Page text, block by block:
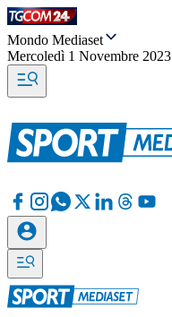
Mondo Mediaset
Mercoledì 1 Novembre 2023